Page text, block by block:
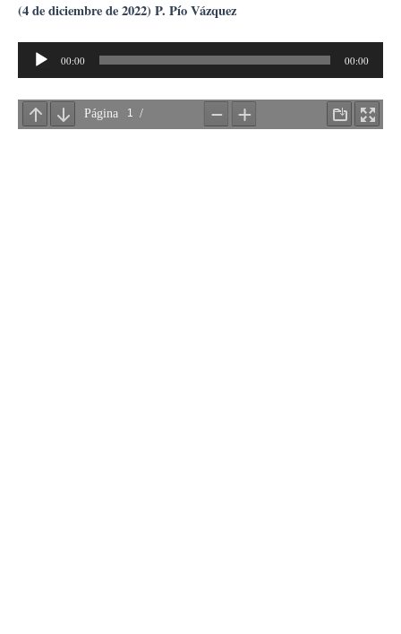
contenido
(4 de diciembre de 2022) P. Pío Vázquez
Reproductor
00:00 00:00